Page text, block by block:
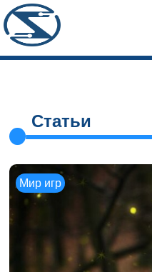
Статьи
Мир игр